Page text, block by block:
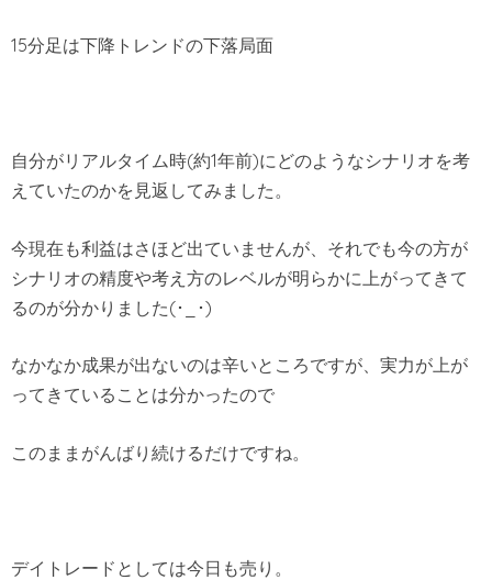
15分足は下降トレンドの下落局面
自分がリアルタイム時(約1年前)にどのようなシナリオを考
えていたのかを見返してみました。
今現在も利益はさほど出ていませんが、それでも今の方が
シナリオの精度や考え方のレベルが明らかに上がってきて
るのが分かりました(･_･)
なかなか成果が出ないのは辛いところですが、実力が上が
ってきていることは分かったので
このままがんばり続けるだけですね。
デイトレードとしては今日も売り。